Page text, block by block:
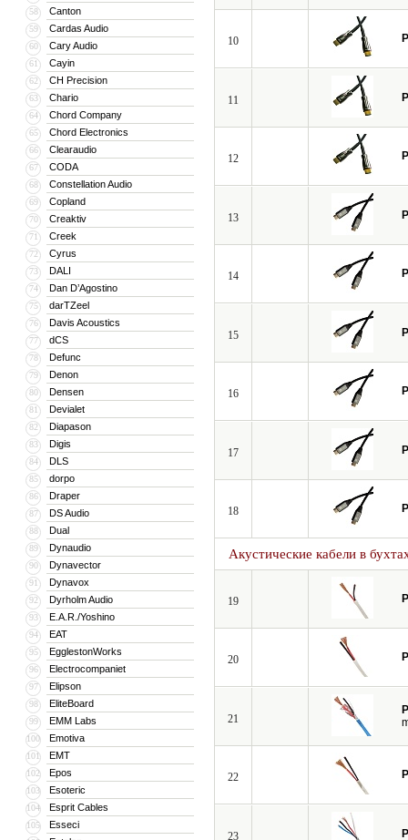
58 Canton
59 Cardas Audio
60 Cary Audio
61 Cayin
62 CH Precision
63 Chario
64 Chord Company
65 Chord Electronics
66 Clearaudio
67 CODA
68 Constellation Audio
69 Copland
70 Creaktiv
71 Creek
72 Cyrus
73 DALI
74 Dan D’Agostino
75 darTZeel
76 Davis Acoustics
77 dCS
78 Defunc
79 Denon
80 Densen
81 Devialet
82 Diapason
83 Digis
84 DLS
85 dorpo
86 Draper
87 DS Audio
88 Dual
89 Dynaudio
90 Dynavector
91 Dynavox
92 Dyrholm Audio
93 E.A.R./Yoshino
94 EAT
95 EgglestonWorks
96 Electrocompaniet
97 Elipson
98 EliteBoard
99 EMM Labs
100 Emotiva
101 EMT
102 Epos
103 Esoteric
104 Esprit Cables
105 Esseci
10
11
12
13
14
15
16
17
18
Акустические кабели в
19
20
21
22
23